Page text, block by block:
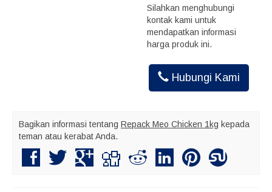
Silahkan menghubungi
kontak kami untuk
mendapatkan informasi
harga produk ini.
Hubungi Kami
Bagikan informasi tentang Repack Meo Chicken 1kg kepada
teman atau kerabat Anda.